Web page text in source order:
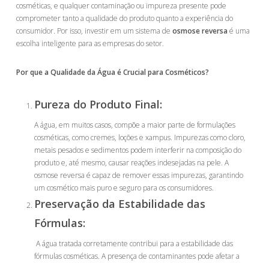
cosméticas, e qualquer contaminação ou impureza presente pode
comprometer tanto a qualidade do produto quanto a experiência do
consumidor. Por isso, investir em um sistema de osmose reversa é uma
escolha inteligente para as empresas do setor.
Por que a Qualidade da Água é Crucial para Cosméticos?
Pureza do Produto Final:
A água, em muitos casos, compõe a maior parte de formulações
cosméticas, como cremes, loções e xampus. Impurezas como cloro,
metais pesados e sedimentos podem interferir na composição do
produto e, até mesmo, causar reações indesejadas na pele. A
osmose reversa é capaz de remover essas impurezas, garantindo
um cosmético mais puro e seguro para os consumidores.
Preservação da Estabilidade das
Fórmulas:
A água tratada corretamente contribui para a estabilidade das
fórmulas cosméticas. A presença de contaminantes pode afetar a